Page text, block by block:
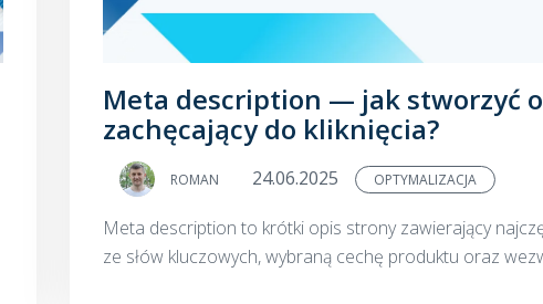
Meta description — jak stworzyć
zachęcający do kliknięcia?
ROMAN 24.06.2025 OPTYMALIZACJA
Meta description to krótki opis strony zawierający
ze słów kluczowych, wybraną cechę produktu oraz